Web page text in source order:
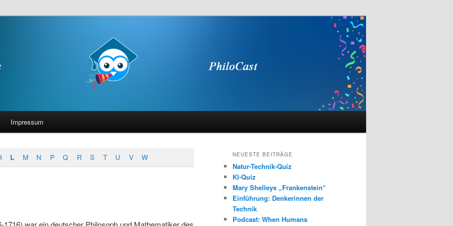
Impressum
L M N P Q R S T U V W NEUESTE BEITRÄGE
Natur-Technik-Quiz
KI-Quiz
Mary Shelleys „Frankenstein“
Einführung: Denkerinnen der
Technik
Podcast: When Humans